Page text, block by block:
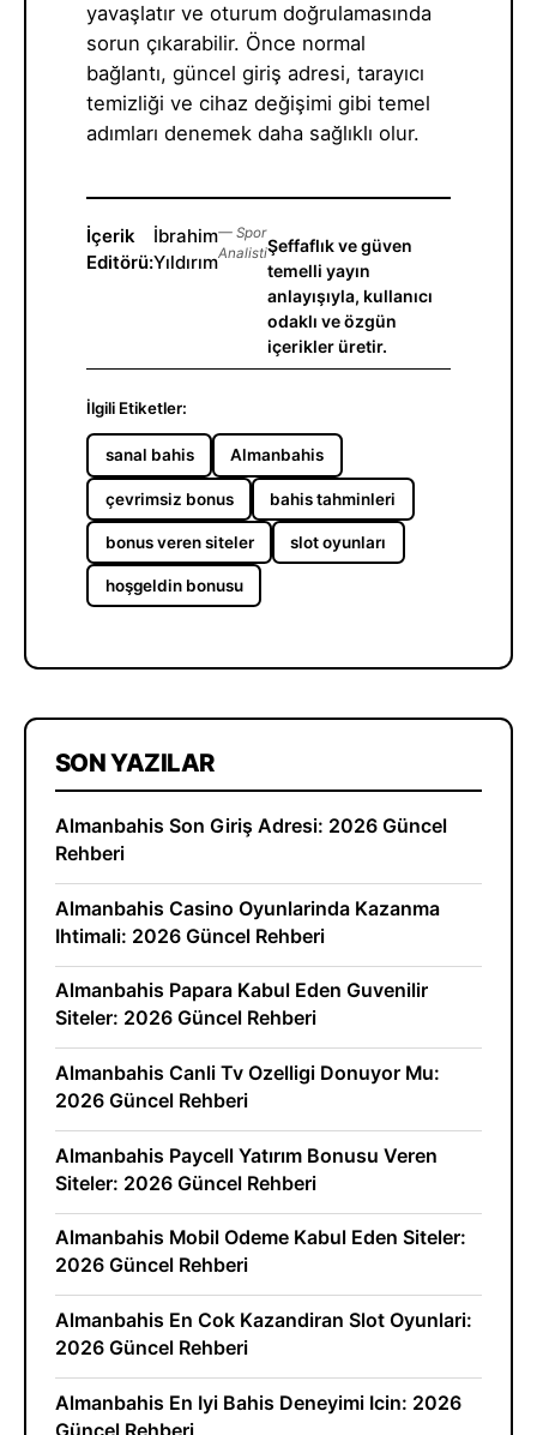
yavaşlatır ve oturum doğrulamasında
sorun çıkarabilir. Önce normal
bağlantı, güncel giriş adresi, tarayıcı
temizliği ve cihaz değişimi gibi temel
adımları denemek daha sağlıklı olur.
İçerik
Editörü:
İbrahim
Yıldırım
— Spor
AnalistiŞeffaflık ve güven
temelli yayın
anlayışıyla, kullanıcı
odaklı ve özgün
içerikler üretir.
İlgili Etiketler:
sanal bahis Almanbahis
çevrimsiz bonus bahis tahminleri
bonus veren siteler slot oyunları
hoşgeldin bonusu
SON YAZILAR
Almanbahis Son Giriş Adresi: 2026 Güncel
Rehberi
Almanbahis Casino Oyunlarinda Kazanma
Ihtimali: 2026 Güncel Rehberi
Almanbahis Papara Kabul Eden Guvenilir
Siteler: 2026 Güncel Rehberi
Almanbahis Canli Tv Ozelligi Donuyor Mu:
2026 Güncel Rehberi
Almanbahis Paycell Yatırım Bonusu Veren
Siteler: 2026 Güncel Rehberi
Almanbahis Mobil Odeme Kabul Eden Siteler:
2026 Güncel Rehberi
Almanbahis En Cok Kazandiran Slot Oyunlari:
2026 Güncel Rehberi
Almanbahis En Iyi Bahis Deneyimi Icin: 2026
Güncel Rehberi